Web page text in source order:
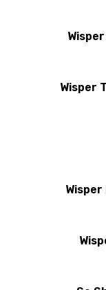
Wisper